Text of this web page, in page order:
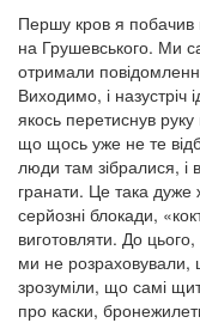
Першу кров я побачив
на Грушевського. Ми
отримали
Виходимо, і назустріч
якось перетиснув руку
що щось уже не те
люди там зібралися, і
гранати. Це така дуже
серйозні блокади,
виготовляти. До
ми не розраховували,
зрозуміли, що самі
про каски,